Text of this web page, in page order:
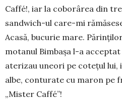
Caffé!, iar la cobo­rârea din
sandwich-ul care-mi
Acasă, bucurie mare.
motanul Bimbașa l-a
aterizau uneori pe co­tețul lui,
albe, con­turate cu maron pe
„Mister Caffé”!